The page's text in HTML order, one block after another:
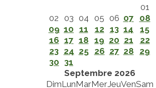
01
02 03 04 05 06 07
08
09 10 11 12 13 14
15
16 17 18 19 20 21
22
23 24 25 26 27 28
29
30 31
Septembre 2026
DimLunMarMerJeuVenSam